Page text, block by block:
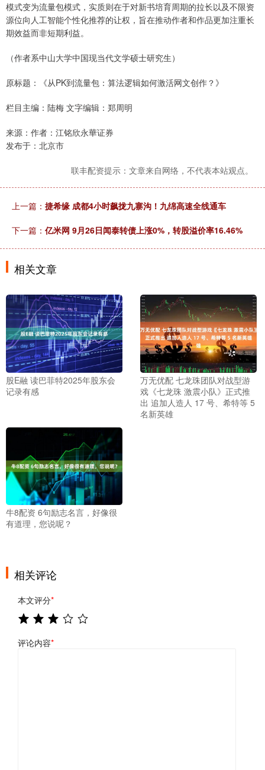
模式变为流量包模式，实质则在于对新书培育周期的拉长以及不限资
源位向人工智能个性化推荐的让权，旨在推动作者和作品更加注重长
期效益而非短期利益。
（作者系中山大学中国现当代文学硕士研究生）
原标题：《从PK到流量包：算法逻辑如何激活网文创作？》
栏目主编：陆梅 文字编辑：郑周明
来源：作者：江铭欣永華证券
发布于：北京市
联丰配资提示：文章来自网络，不代表本站观点。
上一篇： 捷希缘 成都4小时飙拢九寨沟！九绵高速全线通车
下一篇： 亿米网 9月26日闻泰转债上涨0%，转股溢价率16.46%
相关文章
股E融 读巴菲特2025年股东会
记录有感
万无优配 七龙珠团队对战型游
戏《七龙珠 激震小队》正式推
出 追加人造人 17 号、希特等 5
名新英雄
牛8配资 6句励志名言，好像很
有道理，您说呢？
相关评论
本文评分*
评论内容*